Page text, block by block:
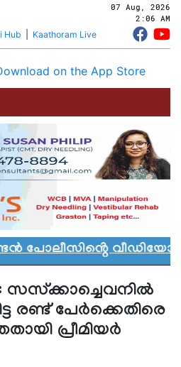
07 Aug, 2026
2:06 AM
Hub Kaathoram Live
വീഡിയോ
സസ്‌ക്കാച്ചെവനില്‍
രണ്ട് പേര്‍ക്കെതിരെ
പ്രീമിയര്‍